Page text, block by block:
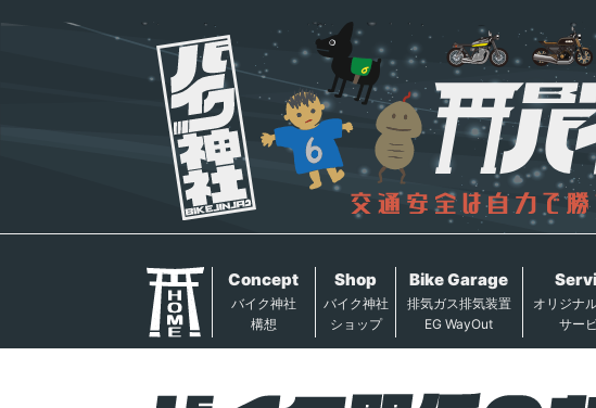
Concept
バイク神社
構想
Shop
バイク神社
ショップ
Bike Garage
排気ガス排気装置
EG WayOut
オリジナ
サー